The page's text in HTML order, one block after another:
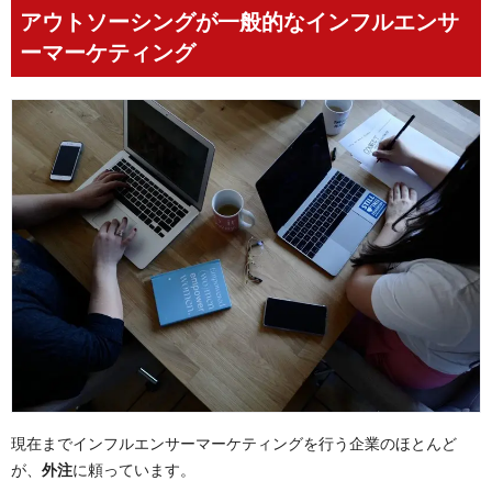
アウトソーシングが一般的なインフルエンサ
ーマーケティング
現在までインフルエンサーマーケティングを行う企業のほとんど
が、 外注に頼っています。